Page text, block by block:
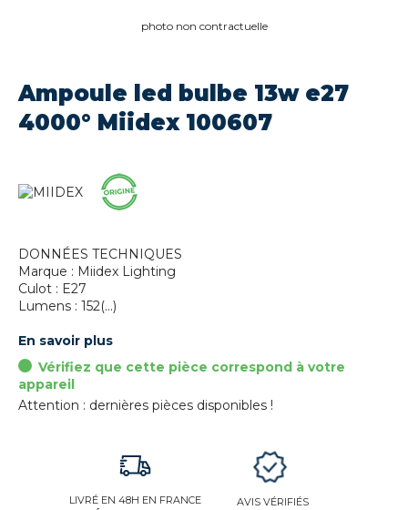
photo non contractuelle
Ampoule led bulbe 13w e27
4000° Miidex 100607
DONNÉES TECHNIQUES
Marque : Miidex Lighting
Culot : E27
Lumens : 152(...)
En savoir plus
Vérifiez que cette pièce correspond à votre
appareil
Attention : dernières pièces disponibles !
LIVRÉ EN 48H EN FRANCE
AVIS VÉRIFIÉS